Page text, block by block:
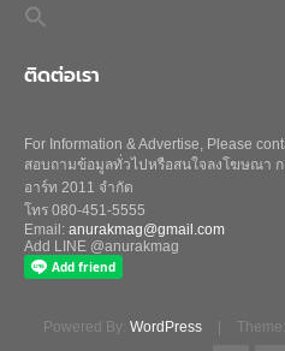
Search
for:
ติดต่อเรา
For Information & Advertise, Please
สอบถามข้อมูลทั่วไปหรือสนใจลงโฆษณา
อาร์ท 2011 จำกัด
โทร 080-451-5555
Email: anurakmag@gmail.com
Add LINE @anurakmag
Powered By: WordPress Theme: